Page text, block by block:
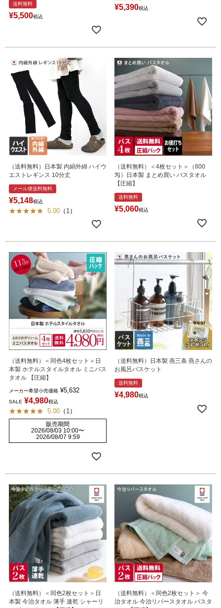
送料無料
¥5,500税込
¥5,390税込
（送料無料）日本製 内絹外綿 ハイウ
エストレギンス 10分丈
メール便送料無料
¥5,148税込
5.00 （ 1 ）
（送料無料）＜4枚セット＞（800
匁）日本製 まとめ買い バスタオル
【圧縮】
送料無料
¥5,060税込
（送料無料）＜同色4枚セット＞日
本製 ホテルスタイルタオル ミニバス
タオル 【圧縮】
メーカー希望小売価格 ¥5,632
SALE ¥4,980税込
5.00 （ 1 ）
販売期間
2026/08/03 10:00〜
2026/08/07 9:59
（送料無料）日本製 燕三条 燕さんの
お風呂バスケット
送料無料
¥4,980税込
（送料無料）＜同色2枚セット＞日
本製 今治タオル 薄手 速乾 シャーリ
（送料無料）＜同色2枚セット＞ 今
治タオル 今治リバースタオル バスタ